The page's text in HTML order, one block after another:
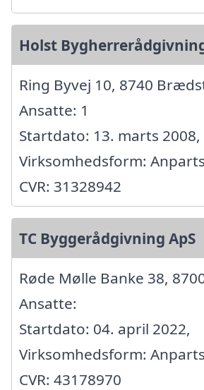
Holst
Ring Byvej 10, 8740
Ansatte: 1
Startdato: 13. marts 2008,
Virksomhedsform:
CVR: 31328942
TC Byggerådgivning ApS
Røde Mølle Banke 38,
Ansatte:
Startdato: 04. april 2022,
Virksomhedsform:
CVR: 43178970